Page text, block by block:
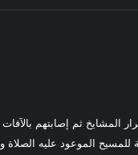
المشايخ ثم إصابتهم
للمسيح الموعود عليه الصلاة